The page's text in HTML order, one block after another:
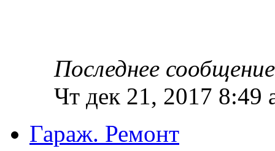
Последнее
Чт дек 21, 2017 8:49
Гараж. Ремонт